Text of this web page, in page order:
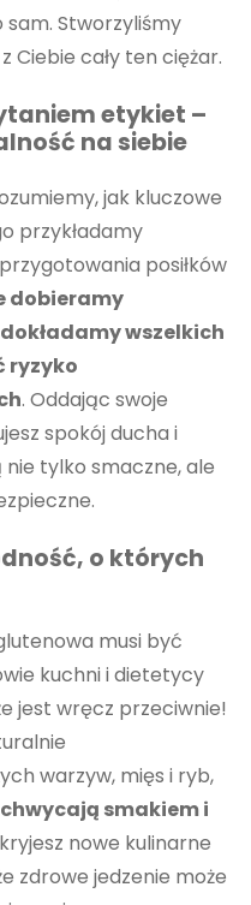
Stworzyliśmy
Ciebie cały ten ciężar.
etykiet –
na siebie
jak kluczowe
przykładamy
posiłków
dobieramy
wszelkich
ryzyko
. Oddając swoje
spokój ducha i
nie tylko smaczne, ale
o których
musi być
kuchni i dietetycy
jest wręcz przeciwnie!
warzyw, mięs i ryb,
smakiem i
nowe kulinarne
zdrowe jedzenie może